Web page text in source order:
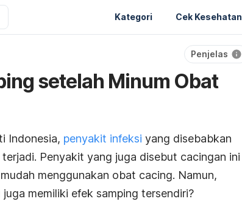
Kategori Cek Kesehatan
Penjelas
setelah Minum Obat
Indonesia, penyakit infeksi yang disebabkan
Penyakit yang juga disebut cacingan ini
menggunakan obat cacing. Namun,
memiliki efek samping tersendiri?